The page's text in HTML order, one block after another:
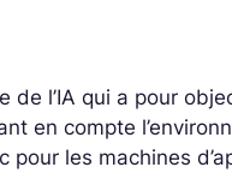
l’IA qui a pour
en compte
pour les machines